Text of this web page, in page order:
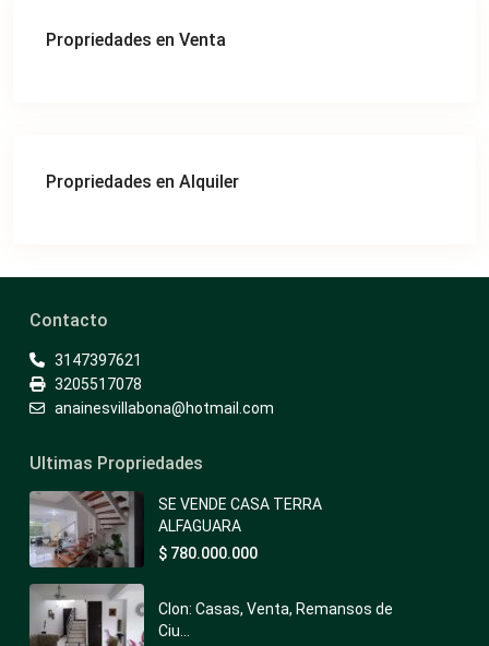
Propriedades en Venta
Propriedades en Alquiler
Contacto
3147397621
3205517078
anainesvillabona@hotmail.com
Ultimas Propriedades
SE VENDE CASA TERRA
ALFAGUARA
$ 780.000.000
Clon: Casas, Venta, Remansos de
Ciu...